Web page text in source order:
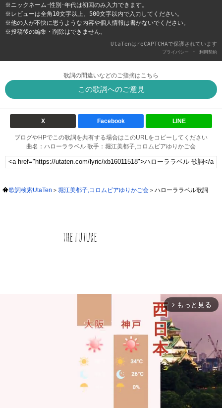
※ニックネーム･性別･年代は初回のみ入力できます。
※レビューは全角10文字以上、500文字以内で入力してください。
※他の人が不快に思うような内容や個人情報は書かないでください。
※投稿後の編集・削除はできません。
UtaTenはreCAPTCHAで保護されています
プライバシー - 利用契約
歌詞の間違いなどのご指摘はこちら
この歌詞へのご意見
X Facebook LINE
ブログやHPでこの歌詞を共有する場合はこのURLをコピーしてください
曲名：ハローララベル 歌手：堀江美都子,コロムビアゆりかご会
歌詞検索UtaTen 堀江美都子,コロムビアゆりかご会 ハローララベル歌詞
arrow_forward_ios もっと見る